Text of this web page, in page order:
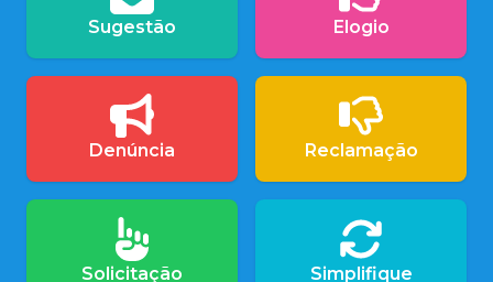
Sugestão Elogio
Denúncia Reclamação
Solicitação Simplifique